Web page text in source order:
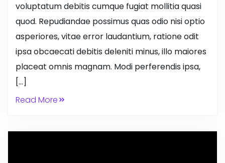
voluptatum debitis cumque fugiat mollitia quasi
quod. Repudiandae possimus quas odio nisi optio
asperiores, vitae error laudantium, ratione odit
ipsa obcaecati debitis deleniti minus, illo maiores
placeat omnis magnam. Modi perferendis ipsa,
[…]
Read More